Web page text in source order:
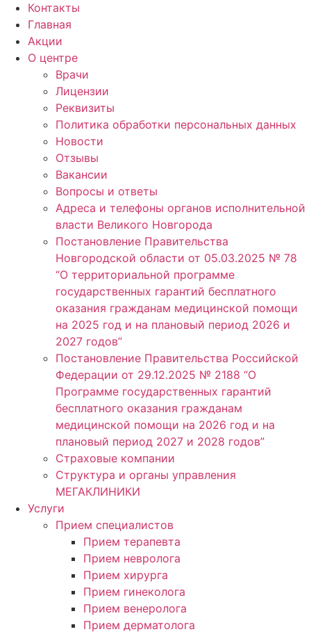
Контакты
Главная
Акции
О центре
Врачи
Лицензии
Реквизиты
Политика обработки персональных данных
Новости
Отзывы
Вакансии
Вопросы и ответы
Адреса и телефоны органов исполнительной
власти Великого Новгорода
Постановление Правительства
Новгородской области от 05.03.2025 № 78
“О территориальной программе
государственных гарантий бесплатного
оказания гражданам медицинской помощи
на 2025 год и на плановый период 2026 и
2027 годов”
Постановление Правительства Российской
Федерации от 29.12.2025 № 2188 “О
Программе государственных гарантий
бесплатного оказания гражданам
медицинской помощи на 2026 год и на
плановый период 2027 и 2028 годов”
Страховые компании
Структура и органы управления
МЕГАКЛИНИКИ
Услуги
Прием специалистов
Прием терапевта
Прием невролога
Прием хирурга
Прием гинеколога
Прием венеролога
Прием дерматолога